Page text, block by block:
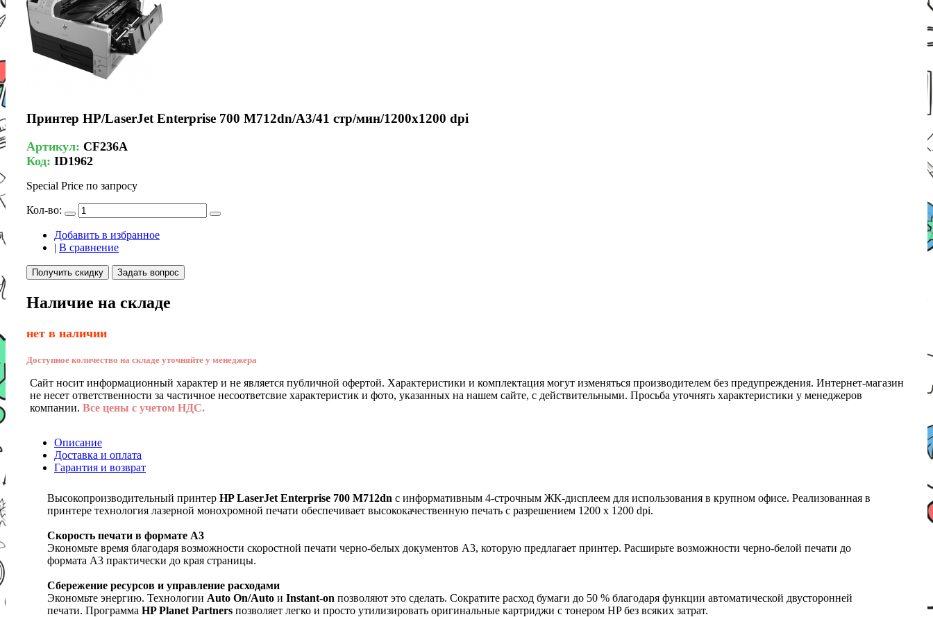
Принтер HP/LaserJet Enterprise 700 M712dn/A3/41 стр/мин/1200x1200 dpi
Артикул: CF236A
Код: ID1962
Special Price по запросу
Кол-во:
Добавить в избранное
| В сравнение
Получить скидку Задать вопрос
Наличие на складе
нет в наличии
Доступное количество на складе уточняйте у менеджера
Сайт носит информационный характер и не является публичной офертой. Характеристики и комплектация могут изменяться производителем без предупреждения. Интернет-магазин
не несет ответственности за частичное несоответсвие характеристик и фото, указанных на нашем сайте, с действительными. Просьба уточнять характеристики у менеджеров
компании. Все цены с учетом НДС.
Описание
Доставка и оплата
Гарантия и возврат
Высокопроизводительный принтер HP LaserJet Enterprise 700 M712dn с информативным 4-строчным ЖК-дисплеем для использования в крупном офисе. Реализованная в
принтере технология лазерной монохромной печати обеспечивает высококачественную печать c разрешением 1200 x 1200 dpi.
Скорость печати в формате A3
Экономьте время благодаря возможности скоростной печати черно-белых документов A3, которую предлагает принтер. Расширьте возможности черно-белой печати до
формата A3 практически до края страницы.
Сбережение ресурсов и управление расходами
Экономьте энергию. Технологии Auto On/Auto и Instant-on позволяют это сделать. Сократите расход бумаги до 50 % благодаря функции автоматической двусторонней
печати. Программа HP Planet Partners позволяет легко и просто утилизировать оригинальные картриджи с тонером HP без всяких затрат.